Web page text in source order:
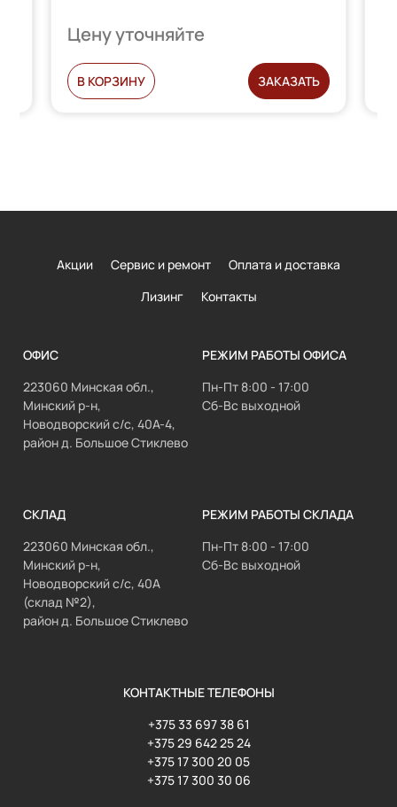
Цену уточняйте
В КОРЗИНУ ЗАКАЗАТЬ
Акции Сервис и ремонт
Оплата и доставка
Лизинг
Контакты
ОФИС
223060 Минская обл.,
Минский р-н,
Новодворский с/с, 40А-4,
район д. Большое Стиклево
РЕЖИМ РАБОТЫ ОФИСА
Пн-Пт 8:00 - 17:00
Сб-Вс выходной
СКЛАД
223060 Минская обл.,
Минский р-н,
Новодворский с/с, 40А
(склад №2),
район д. Большое Стиклево
РЕЖИМ РАБОТЫ СКЛАДА
Пн-Пт 8:00 - 17:00
Сб-Вс выходной
КОНТАКТНЫЕ ТЕЛЕФОНЫ
+375 33 697 38 61
+375 29 642 25 24
+375 17 300 20 05
+375 17 300 30 06